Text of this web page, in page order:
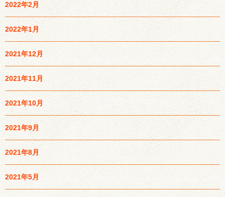
2022年2月
2022年1月
2021年12月
2021年11月
2021年10月
2021年9月
2021年8月
2021年5月